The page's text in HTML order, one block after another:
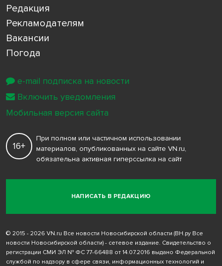
Редакция
Рекламодателям
Вакансии
Погода
НАПИСАТЬ В РЕДАКЦИЮ
16+
При полном или частичном использовании
материалов, опубликованных на сайте VN.ru,
обязательна активная гиперссылка на сайт
© 2015 - 2026 VN.ru Все новости Новосибирской области (ВН.ру Все
новости Новосибирской области) - сетевое издание. Свидетельство о
регистрации СМИ ЭЛ № ФС 77-66488 от 14.07.2016 выдано Федеральной
службой по надзору в сфере связи, информационных технологий и
e-mail подписка на новости
Включить уведомления
Мобильная версия сайта